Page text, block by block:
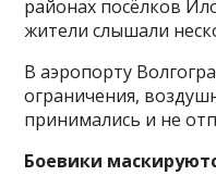
районах посёлков
жители слышали
В аэропорту
ограничения,
принимались и не
Боевики